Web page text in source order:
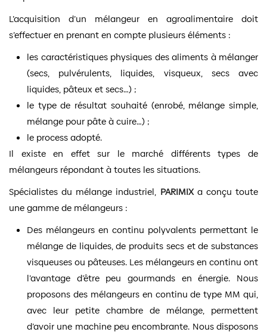
L’acquisition d’un mélangeur en agroalimentaire doit
s’effectuer en prenant en compte plusieurs éléments :
les caractéristiques physiques des aliments à mélanger
(secs, pulvérulents, liquides, visqueux, secs avec
liquides, pâteux et secs…) ;
le type de résultat souhaité (enrobé, mélange simple,
mélange pour pâte à cuire…) ;
le process adopté.
Il existe en effet sur le marché différents types de
mélangeurs répondant à toutes les situations.
Spécialistes du mélange industriel, PARIMIXa conçu toute
une gamme de mélangeurs :
Des mélangeurs en continu polyvalents permettant le
mélange de liquides, de produits secs et de substances
visqueuses ou pâteuses. Les mélangeurs en continu ont
l’avantage d’être peu gourmands en énergie. Nous
proposons des mélangeurs en continu de type MM qui,
avec leur petite chambre de mélange, permettent
d’avoir une machine peu encombrante. Nous disposons